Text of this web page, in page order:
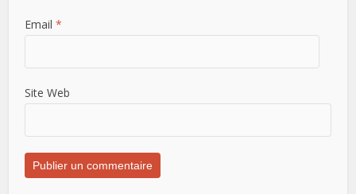
Email *
Site Web